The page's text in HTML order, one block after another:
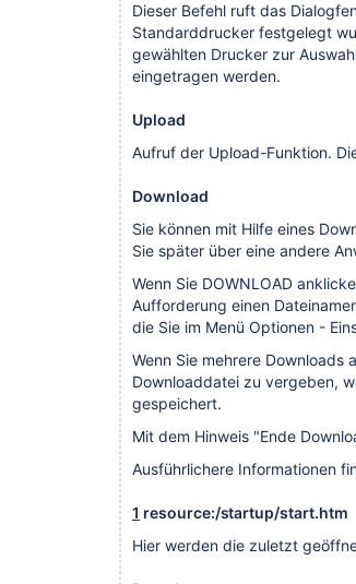
Dieser Befehl ruft das
Standarddrucker festgelegt
gewählten Drucker zur
eingetragen werden.
Upload
Aufruf der Upload-Funktion.
Download
Sie können mit Hilfe eines
Sie später über eine andere
Wenn Sie DOWNLOAD
Aufforderung einen
die Sie im Menü Optionen -
Wenn Sie mehrere Downloads
Downloaddatei zu vergeben,
gespeichert.
Mit dem Hinweis "Ende
Ausführlichere Informationen
1 resource:/startup/start.htm
Hier werden die zuletzt